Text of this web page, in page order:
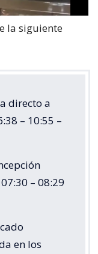
la siguiente
directo a
– 10:55 –
– 08:29
en los